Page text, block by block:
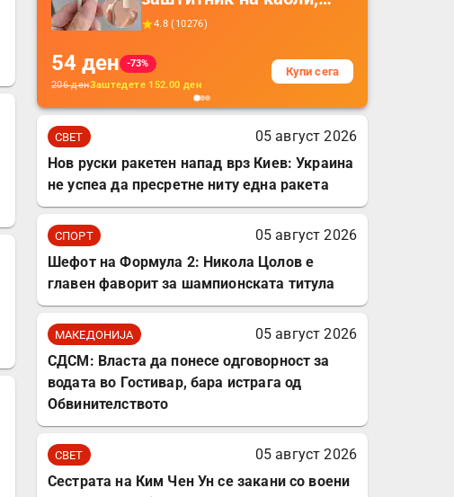
прекривка за заштита
додатоци за заштита на
кабли, без батерија, за
мобилни телефони,
комплет за заштита на
4.8 (10276)
54 ден
-73%
206денЗаштедете 152.00 ден
Купи сега
СВЕТ
05 август 2026
Нов руски ракетен напад врз Киев: Украина
не успеа да пресретне ниту една ракета
СПОРТ
05 август 2026
Шефот на Формула 2: Никола Цолов е
главен фаворит за шампионската титула
МАКЕДОНИЈА
05 август 2026
СДСМ: Власта да понесе одговорност за
водата во Гостивар, бара истрага од
Обвинителството
СВЕТ
05 август 2026
Сестрата на Ким Чен Ун се закани со воени